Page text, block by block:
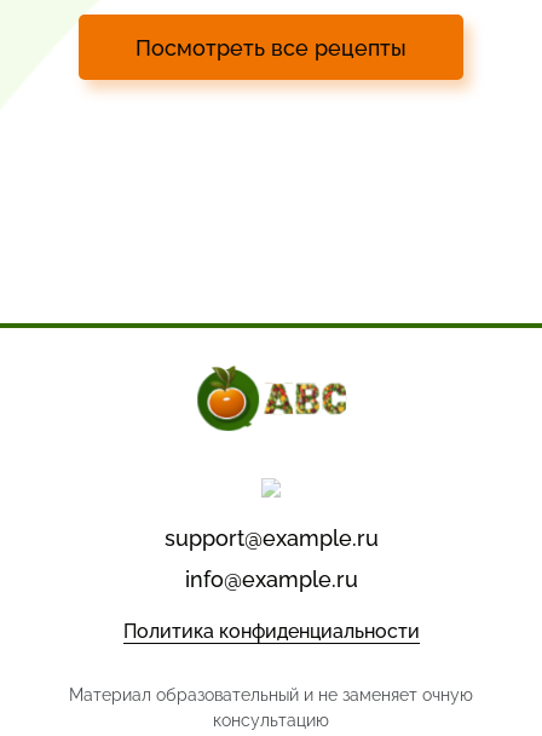
Посмотреть все рецепты
support@example.ru
info@example.ru
Политика конфиденциальности
Материал образовательный и не заменяет очную
консультацию